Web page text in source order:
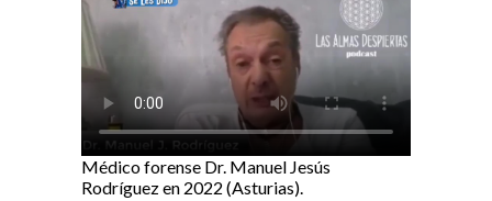
Médico forense Dr. Manuel Jesús
Rodríguez en 2022 (Asturias).